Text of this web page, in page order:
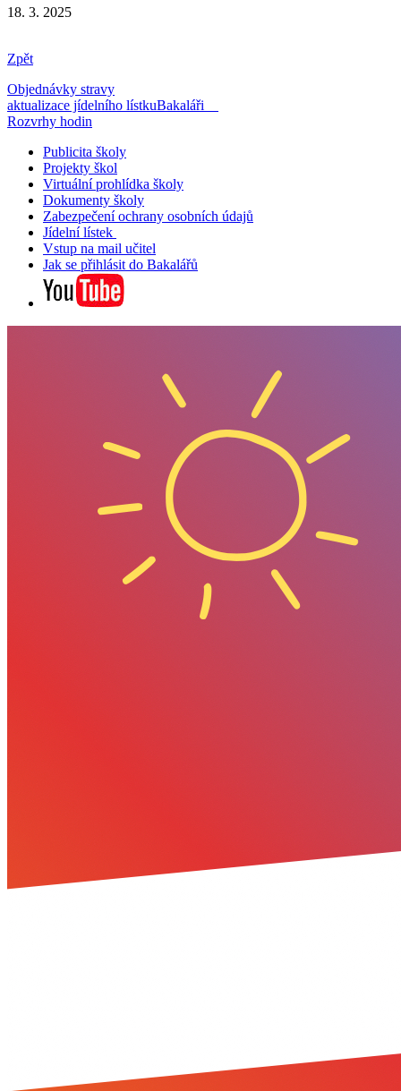
18. 3. 2025
Zpět
Objednávky stravy
aktualizace jídelního lístkuBakaláři
Rozvrhy hodin
Publicita školy
Projekty škol
Virtuální prohlídka školy
Dokumenty školy
Zabezpečení ochrany osobních údajů
Jídelní lístek
Vstup na mail učitel
Jak se přihlásit do Bakalářů